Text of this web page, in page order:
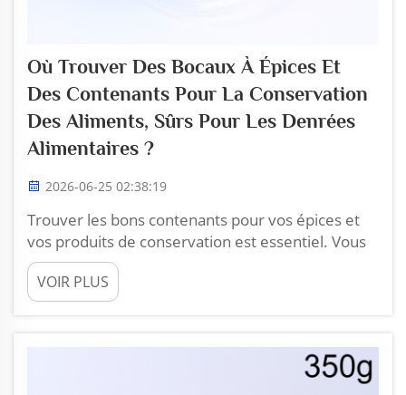
Où Trouver Des Bocaux À Épices Et
Des Contenants Pour La Conservation
Des Aliments, Sûrs Pour Les Denrées
Alimentaires ?
2026-06-25 02:38:19
Trouver les bons contenants pour vos épices et
vos produits de conservation est essentiel. Vous
recherchez des articles sûrs pour les aliments,
pratiques à manipuler et esthétiques. Zhoucheng
Plastic propose de nombreux choix permettant
produits de conservation. Que vous soyez un
VOIR PLUS